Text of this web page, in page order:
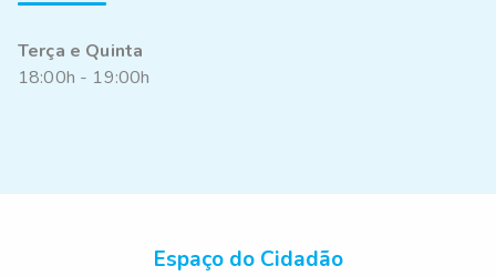
Terça e Quinta
18:00h - 19:00h
Espaço do Cidadão